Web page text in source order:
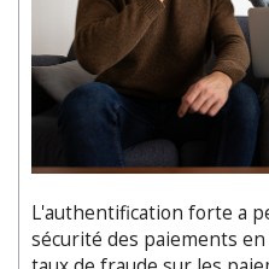
L'authentification forte a
sécurité des paiements